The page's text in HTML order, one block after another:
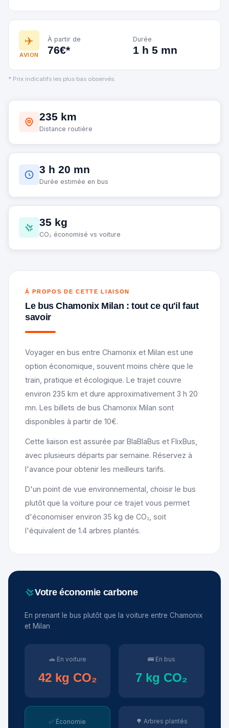
✈️
AVION
À partir de
76€*
Durée
1 h 5 mn
* Prix indicatifs les plus bas observés.
235 km
Distance routière
3 h 20 mn
Durée estimée en bus
35 kg
CO₂ économisé vs voiture
À PROPOS DE CETTE LIAISON
Le bus Chamonix Milan : tout ce qu'il faut
savoir
Voyager en bus entre Chamonix et Milan est une
option économique, souvent moins chère que le
train, pratique et écologique. Le trajet couvre
environ 235 km et dure approximativement 3 h 20
mn. Les billets de bus Chamonix Milan sont
disponibles à partir de 10€.
Cette liaison est assurée par BlaBlaBus et FlixBus,
avec plusieurs départs par semaine. Réservez à
l'avance pour obtenir les meilleurs tarifs.
D'un point de vue environnemental, choisir le bus
plutôt que la voiture pour ce trajet vous permet
d'économiser environ 35 kg de CO₂, soit
l'équivalent de 1.4 arbres plantés.
Votre économie carbone
En prenant le bus plutôt que la voiture entre Chamonix
et Milan
🚗 En voiture
42 kg CO₂
🚌 En bus
7 kg CO₂
✅ Économie 🌳 Arbres plantés